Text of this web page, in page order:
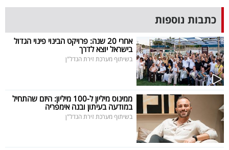
ופנאי
תיירות
TOP-
5
המילון
הכלכלי
פודקאסט
כתבות נוספות
אחרי 20 שנה: פרויקט הבינוי פינוי הגדול
בישראל יוצא לדרך
בשיתוף מערכת זירת הנדל"ן
ממינוס מיליון ל-100 מיליון: היזם שהתחיל
במודעה בעיתון ובנה אימפריה
בשיתוף מערכת זירת הנדל"ן